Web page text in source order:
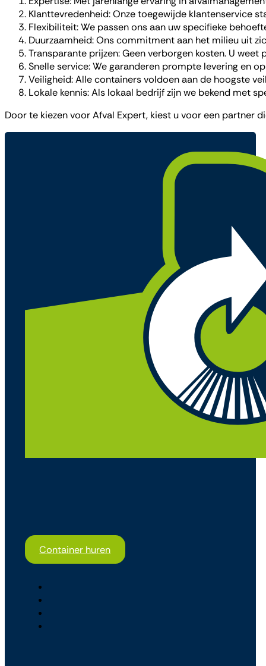
Klanttevredenheid: Onze toegewijde klantenservice
Flexibiliteit: We passen ons aan uw specifieke
Duurzaamheid: Ons commitment aan het milieu uit
Transparante prijzen: Geen verborgen kosten. U
Snelle service: We garanderen prompte levering en
Veiligheid: Alle containers voldoen aan de hoogste
Lokale kennis: Als lokaal bedrijf zijn we bekend met
Door te kiezen voor Afval Expert, kiest u voor een partner
Container huren